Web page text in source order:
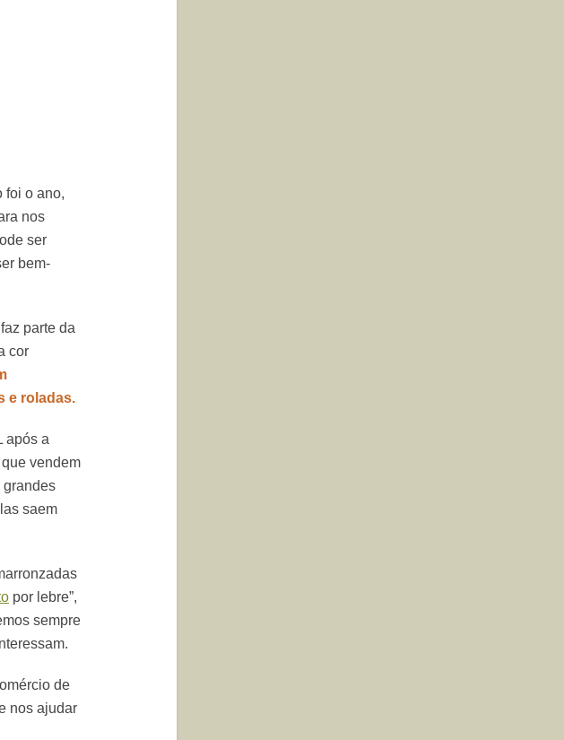
foi o ano,
nos
ser
bem-
parte da
cor
e roladas.
após a
vendem
grandes
saem
por lebre”,
sempre
de
nos ajudar